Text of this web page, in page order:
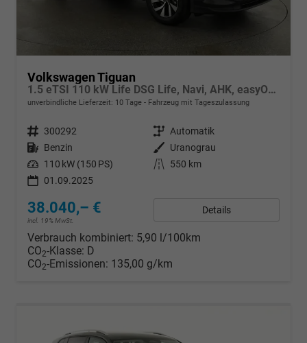
Volkswagen Tiguan
1.5 eTSI 110 kW Life DSG Life, Navi, AHK, easyOpen, LED-Plus, Kamera
unverbindliche Lieferzeit: 10 Tage Fahrzeug mit Tageszulassung
Fahrzeugnr. 300292 Getriebe Automatik
Kraftstoff Benzin Außenfarbe
Uranograu
Leistung 110 kW (150 PS) Kilometerstand
550 km
01.09.2025
38.040,– €
incl. 19% MwSt.
Details
Verbrauch kombiniert: 5,90 l/100km
CO2-Klasse: D
CO2-Emissionen: 135,00 g/km